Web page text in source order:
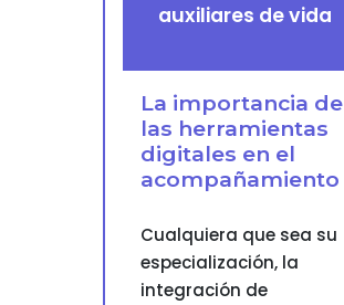
auxiliares de vida
La importancia de
las herramientas
digitales en el
acompañamiento
Cualquiera que sea su
especialización, la
integración de